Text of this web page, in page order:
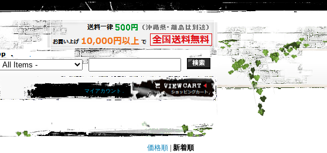
マイアカウント .
価格順 新着順